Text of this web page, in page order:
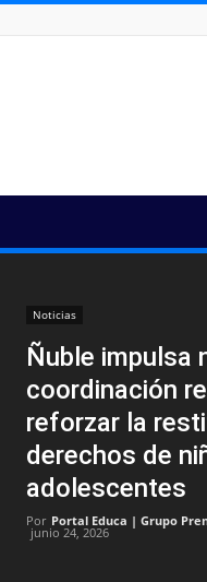
Noticias
Ñuble impulsa
coordinación
reforzar la
derechos de
adolescentes
Por Portal Educa | Grupo
junio 24, 2026